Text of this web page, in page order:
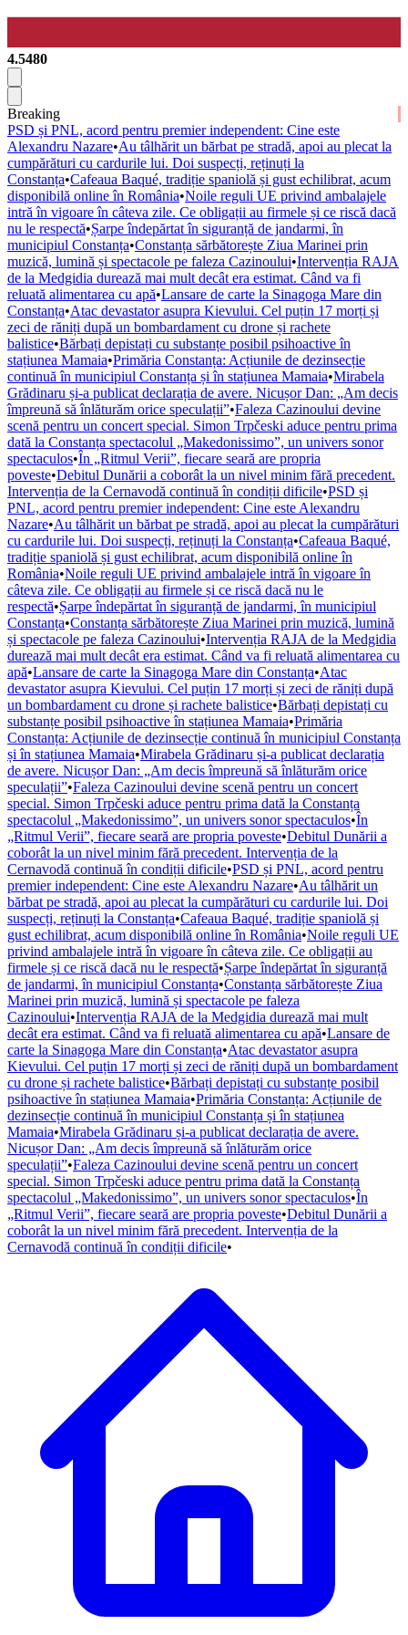
4.5480
Breaking
PSD și PNL, acord pentru premier independent: Cine este
Alexandru Nazare•Au tâlhărit un bărbat pe stradă, apoi au plecat la
cumpărături cu cardurile lui. Doi suspecți, reținuți la
Constanța•Cafeaua Baqué, tradiție spaniolă și gust echilibrat, acum
disponibilă online în România•Noile reguli UE privind ambalajele
intră în vigoare în câteva zile. Ce obligații au firmele și ce riscă dacă
nu le respectă•Șarpe îndepărtat în siguranță de jandarmi, în
municipiul Constanța•Constanța sărbătorește Ziua Marinei prin
muzică, lumină și spectacole pe faleza Cazinoului•Intervenția RAJA
de la Medgidia durează mai mult decât era estimat. Când va fi
reluată alimentarea cu apă•Lansare de carte la Sinagoga Mare din
Constanța•Atac devastator asupra Kievului. Cel puțin 17 morți și
zeci de răniți după un bombardament cu drone și rachete
balistice•Bărbați depistați cu substanțe posibil psihoactive în
stațiunea Mamaia•Primăria Constanța: Acțiunile de dezinsecție
continuă în municipiul Constanța și în stațiunea Mamaia•Mirabela
Grădinaru și-a publicat declarația de avere. Nicușor Dan: „Am decis
împreună să înlăturăm orice speculații”•Faleza Cazinoului devine
scenă pentru un concert special. Simon Trpčeski aduce pentru prima
dată la Constanța spectacolul „Makedonissimo”, un univers sonor
spectaculos•În „Ritmul Verii”, fiecare seară are propria
poveste•Debitul Dunării a coborât la un nivel minim fără precedent.
Intervenția de la Cernavodă continuă în condiții dificile•PSD și
PNL, acord pentru premier independent: Cine este Alexandru
Nazare•Au tâlhărit un bărbat pe stradă, apoi au plecat la cumpărături
cu cardurile lui. Doi suspecți, reținuți la Constanța•Cafeaua Baqué,
tradiție spaniolă și gust echilibrat, acum disponibilă online în
România•Noile reguli UE privind ambalajele intră în vigoare în
câteva zile. Ce obligații au firmele și ce riscă dacă nu le
respectă•Șarpe îndepărtat în siguranță de jandarmi, în municipiul
Constanța•Constanța sărbătorește Ziua Marinei prin muzică, lumină
și spectacole pe faleza Cazinoului•Intervenția RAJA de la Medgidia
durează mai mult decât era estimat. Când va fi reluată alimentarea cu
apă•Lansare de carte la Sinagoga Mare din Constanța•Atac
devastator asupra Kievului. Cel puțin 17 morți și zeci de răniți după
un bombardament cu drone și rachete balistice•Bărbați depistați cu
substanțe posibil psihoactive în stațiunea Mamaia•Primăria
Constanța: Acțiunile de dezinsecție continuă în municipiul Constanța
și în stațiunea Mamaia•Mirabela Grădinaru și-a publicat declarația
de avere. Nicușor Dan: „Am decis împreună să înlăturăm orice
speculații”•Faleza Cazinoului devine scenă pentru un concert
special. Simon Trpčeski aduce pentru prima dată la Constanța
spectacolul „Makedonissimo”, un univers sonor spectaculos•În
„Ritmul Verii”, fiecare seară are propria poveste•Debitul Dunării a
coborât la un nivel minim fără precedent. Intervenția de la
Cernavodă continuă în condiții dificile•PSD și PNL, acord pentru
premier independent: Cine este Alexandru Nazare•Au tâlhărit un
bărbat pe stradă, apoi au plecat la cumpărături cu cardurile lui. Doi
suspecți, reținuți la Constanța•Cafeaua Baqué, tradiție spaniolă și
gust echilibrat, acum disponibilă online în România•Noile reguli UE
privind ambalajele intră în vigoare în câteva zile. Ce obligații au
firmele și ce riscă dacă nu le respectă•Șarpe îndepărtat în siguranță
de jandarmi, în municipiul Constanța•Constanța sărbătorește Ziua
Marinei prin muzică, lumină și spectacole pe faleza
Cazinoului•Intervenția RAJA de la Medgidia durează mai mult
decât era estimat. Când va fi reluată alimentarea cu apă•Lansare de
carte la Sinagoga Mare din Constanța•Atac devastator asupra
Kievului. Cel puțin 17 morți și zeci de răniți după un bombardament
cu drone și rachete balistice•Bărbați depistați cu substanțe posibil
psihoactive în stațiunea Mamaia•Primăria Constanța: Acțiunile de
dezinsecție continuă în municipiul Constanța și în stațiunea
Mamaia•Mirabela Grădinaru și-a publicat declarația de avere.
Nicușor Dan: „Am decis împreună să înlăturăm orice
speculații”•Faleza Cazinoului devine scenă pentru un concert
special. Simon Trpčeski aduce pentru prima dată la Constanța
spectacolul „Makedonissimo”, un univers sonor spectaculos•În
„Ritmul Verii”, fiecare seară are propria poveste•Debitul Dunării a
coborât la un nivel minim fără precedent. Intervenția de la
Cernavodă continuă în condiții dificile•